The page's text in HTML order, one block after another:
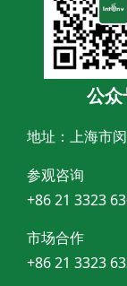
公众
地址：上海市
参观咨询
+86 21 3323
市场合作
+86 21 3323